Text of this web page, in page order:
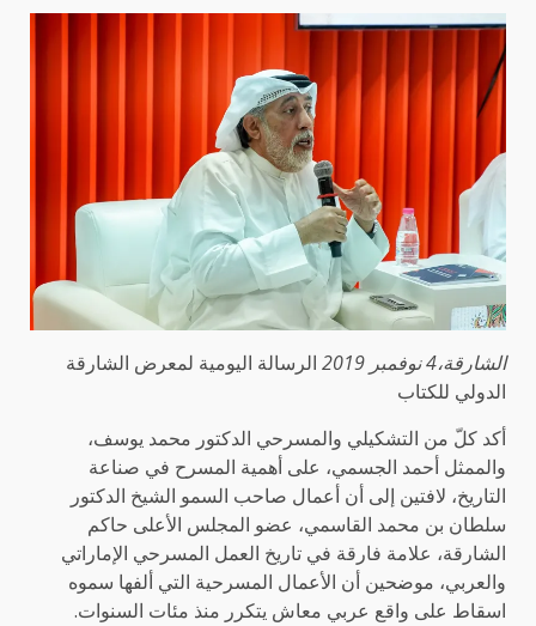
الشارقة،4 نوفمبر 2019
الرسالة اليومية لمعرض الشارقة
الدولي للكتاب
أكد كلّ من التشكيلي والمسرحي الدكتور محمد يوسف،
والممثل أحمد الجسمي، على أهمية المسرح في صناعة
التاريخ، لافتين إلى أن أعمال صاحب السمو الشيخ الدكتور
سلطان بن محمد القاسمي، عضو المجلس الأعلى حاكم
الشارقة، علامة فارقة في تاريخ العمل المسرحي الإماراتي
والعربي، موضحين أن الأعمال المسرحية التي ألفها سموه
اسقاط على واقع عربي معاش يتكرر منذ مئات السنوات.